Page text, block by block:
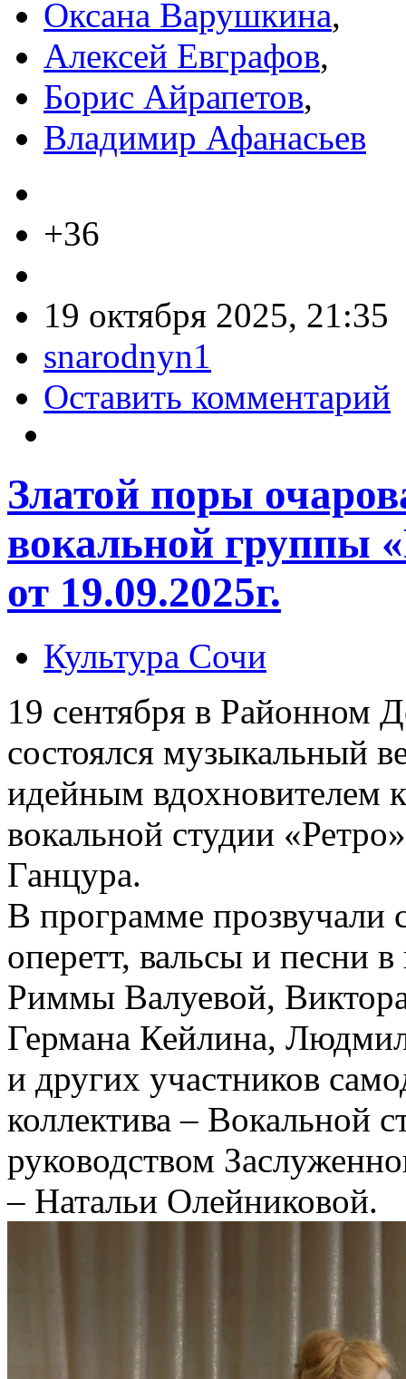
Оксана Варушкина,
Алексей Евграфов,
Борис Айрапетов,
Владимир Афанасьев
+36
19 октября 2025, 21:35
snarodnyn1
Оставить комментарий
Златой поры
вокальной группы
от 19.09.2025г.
Культура Сочи
19 сентября в Районном
состоялся музыкальный
идейным вдохновителем
вокальной студии
Ганцура.
В программе прозвучали
оперетт, вальсы и песни
Риммы Валуевой,
Германа Кейлина,
и других участников
коллектива – Вокальной
руководством
– Натальи Олейниковой.